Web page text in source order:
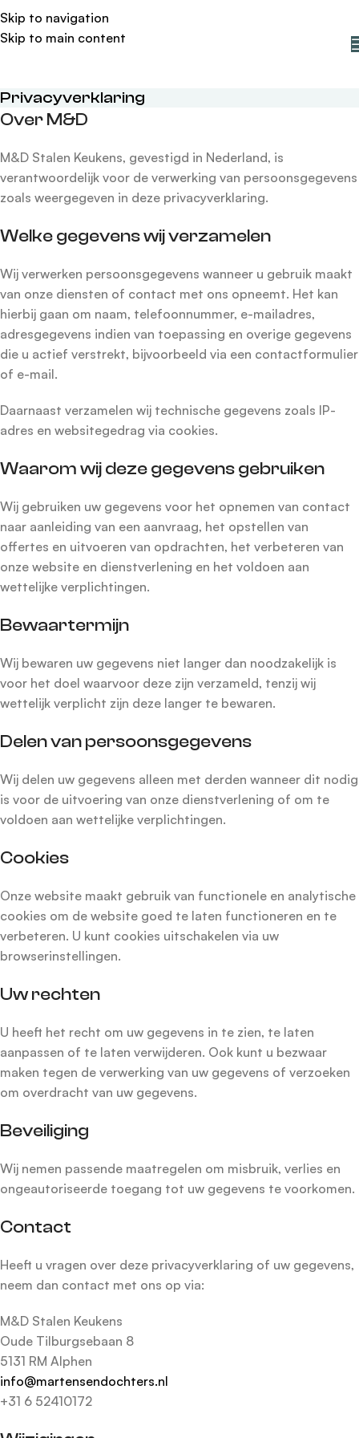
Skip to navigation
Skip to main content
Privacyverklaring
Over M&D
M&D Stalen Keukens, gevestigd in Nederland, is
verantwoordelijk voor de verwerking van persoonsgegevens
zoals weergegeven in deze privacyverklaring.
Welke gegevens wij verzamelen
Wij verwerken persoonsgegevens wanneer u gebruik maakt
van onze diensten of contact met ons opneemt. Het kan
hierbij gaan om naam, telefoonnummer, e-mailadres,
adresgegevens indien van toepassing en overige gegevens
die u actief verstrekt, bijvoorbeeld via een contactformulier
of e-mail.
Daarnaast verzamelen wij technische gegevens zoals IP-
adres en websitegedrag via cookies.
Waarom wij deze gegevens gebruiken
Wij gebruiken uw gegevens voor het opnemen van contact
naar aanleiding van een aanvraag, het opstellen van
offertes en uitvoeren van opdrachten, het verbeteren van
onze website en dienstverlening en het voldoen aan
wettelijke verplichtingen.
Bewaartermijn
Wij bewaren uw gegevens niet langer dan noodzakelijk is
voor het doel waarvoor deze zijn verzameld, tenzij wij
wettelijk verplicht zijn deze langer te bewaren.
Delen van persoonsgegevens
Wij delen uw gegevens alleen met derden wanneer dit nodig
is voor de uitvoering van onze dienstverlening of om te
voldoen aan wettelijke verplichtingen.
Cookies
Onze website maakt gebruik van functionele en analytische
cookies om de website goed te laten functioneren en te
verbeteren. U kunt cookies uitschakelen via uw
browserinstellingen.
Uw rechten
U heeft het recht om uw gegevens in te zien, te laten
aanpassen of te laten verwijderen. Ook kunt u bezwaar
maken tegen de verwerking van uw gegevens of verzoeken
om overdracht van uw gegevens.
Beveiliging
Wij nemen passende maatregelen om misbruik, verlies en
ongeautoriseerde toegang tot uw gegevens te voorkomen.
Contact
Heeft u vragen over deze privacyverklaring of uw gegevens,
neem dan contact met ons op via:
M&D Stalen Keukens
Oude Tilburgsebaan 8
5131 RM Alphen
info@martensendochters.nl
+31 6 52410172